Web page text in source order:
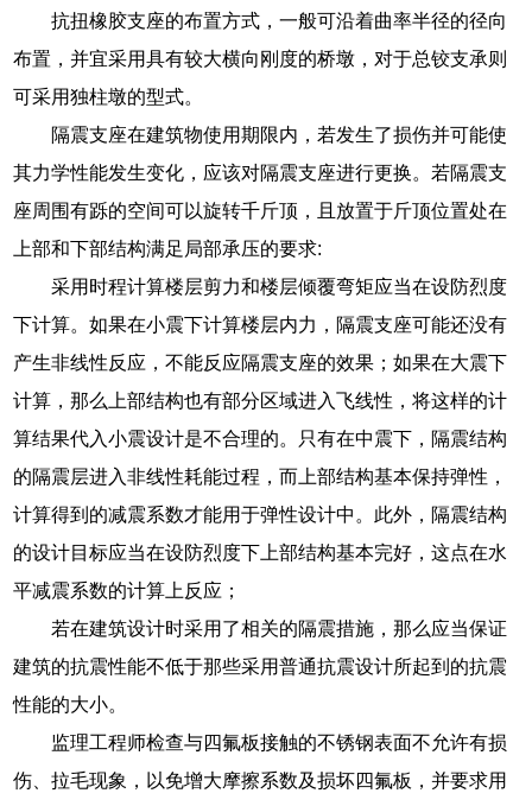
抗扭橡胶支座的布置方式，一般可沿着曲率半径的径向
布置，并宜采用具有较大横向刚度的桥墩，对于总铰支承则
可采用独柱墩的型式。
隔震支座在建筑物使用期限内，若发生了损伤并可能使
其力学性能发生变化，应该对隔震支座进行更换。若隔震支
座周围有跞的空间可以旋转千斤顶，且放置于斤顶位置处在
上部和下部结构满足局部承压的要求:
采用时程计算楼层剪力和楼层倾覆弯矩应当在设防烈度
下计算。如果在小震下计算楼层内力，隔震支座可能还没有
产生非线性反应，不能反应隔震支座的效果；如果在大震下
计算，那么上部结构也有部分区域进入飞线性，将这样的计
算结果代入小震设计是不合理的。只有在中震下，隔震结构
的隔震层进入非线性耗能过程，而上部结构基本保持弹性，
计算得到的减震系数才能用于弹性设计中。此外，隔震结构
的设计目标应当在设防烈度下上部结构基本完好，这点在水
平减震系数的计算上反应；
若在建筑设计时采用了相关的隔震措施，那么应当保证
建筑的抗震性能不低于那些采用普通抗震设计所起到的抗震
性能的大小。
监理工程师检查与四氟板接触的不锈钢表面不允许有损
伤、拉毛现象，以免增大摩擦系数及损坏四氟板，并要求用